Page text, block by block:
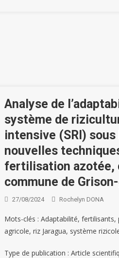
Analyse de
système de
intensive (SRI) sous
nouvelles
fertilisation azotée,
commune de
27/08/2024 Rochelyn DONA
Mots-clés : Adaptabilité, fertilisants,
agricole, riz Jaragua, système
Type de publication : Article